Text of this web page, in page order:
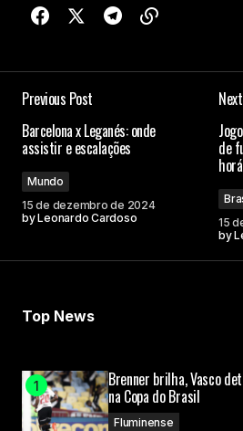
Previous Post
Barcelona x Leganés: onde
assistir e escalações
Mundo
15 de dezembro de 2024
byLeonardo Cardoso
de
15
by
Top News
Brenner brilha, Vasco
na Copa do Brasil
Fluminense